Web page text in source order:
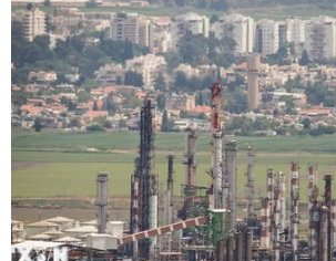
Thẩm phán Honduras cho
cựu Tổng thống Hernandez
17/03/2022 23:21
Các công tố viên Mỹ cáo buộc cựu
Honduras Hernandez Alvarado đã
từ những đối tượng buôn ma túy -
ma túy Mexico Joaquin "Chapo"